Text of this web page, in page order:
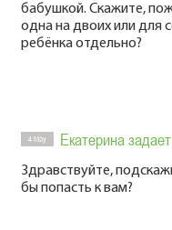
бабушкой. Скажите,
одна на двоих или для
ребёнка отдельно?
4 May Екатерина
Здравствуйте,
бы попасть к вам?